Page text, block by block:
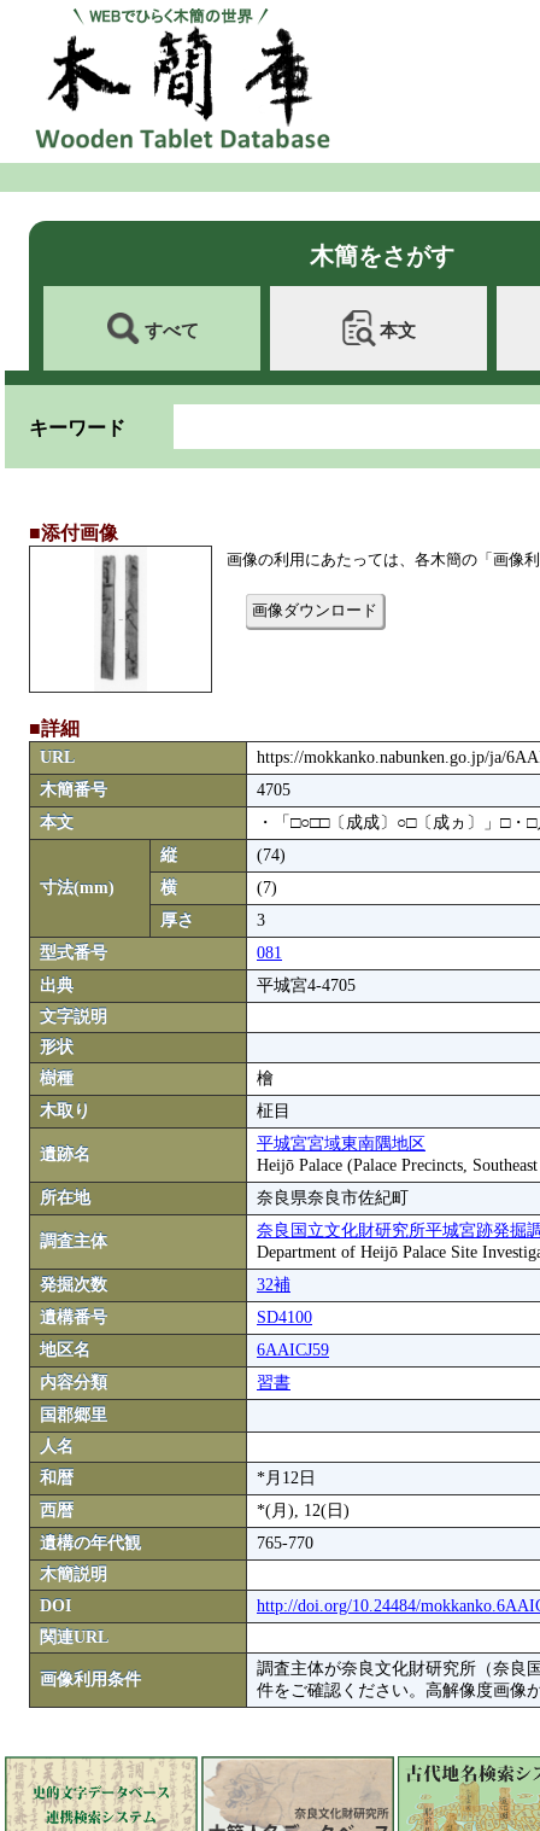
木簡をさがす
すべて 本文
キーワード
■添付画像
画像の利用にあたっては、各木簡の「画像
画像ダウンロード
■詳細
URL
https://mokkanko.nabunken.go.jp/ja/
木簡番号
4705
本文
・「□○□□〔成成〕○□〔成ヵ〕」□・
寸法(mm)
縦
(74)
横
(7)
厚さ
3
型式番号
081
出典
平城宮4-4705
文字説明
形状
樹種
檜
木取り
柾目
遺跡名
平城宮宮域東南隅地区
Heijō Palace (Palace Precincts,
所在地
奈良県奈良市佐紀町
調査主体
奈良国立文化財研究所平城宮跡発掘
Department of Heijō Palace Site
発掘次数
32補
遺構番号
SD4100
地区名
6AAICJ59
内容分類
習書
国郡郷里
人名
和暦
*月12日
西暦
*(月), 12(日)
遺構の年代観
765-770
木簡説明
DOI
http://doi.org/10.24484/
関連URL
画像利用条件
調査主体が奈良文化財研究所（奈良
件をご確認ください。高解像度画像